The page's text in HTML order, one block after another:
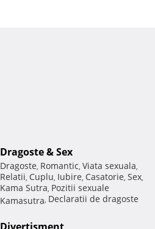
Dragoste & Sex
Dragoste, Romantic, Viata sexuala,
Relatii, Cuplu, Iubire, Casatorie, Sex,
Kama Sutra, Pozitii sexuale
Kamasutra, Declaratii de dragoste